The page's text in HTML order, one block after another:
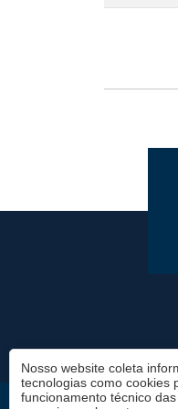
Rodapé
Nosso website coleta
tecnologias como cookies
funcionamento técnico